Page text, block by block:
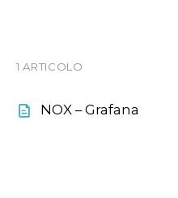
1 ARTICOLO
NOX – Grafana